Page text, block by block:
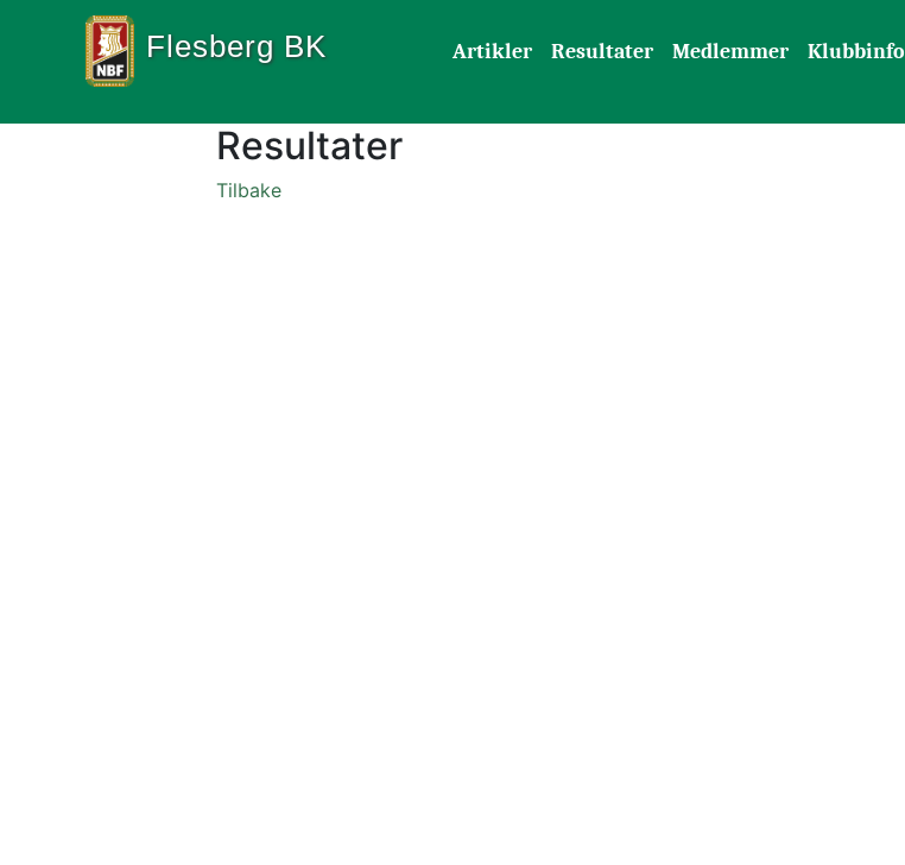
Flesberg BK Artikler Resultater Medlemmer Klubbinfo
Resultater
Tilbake